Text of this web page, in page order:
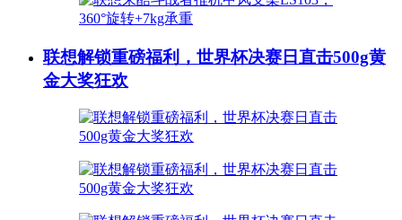
联想解锁重磅福利，世界杯决赛日直击500g黄
金大奖狂欢